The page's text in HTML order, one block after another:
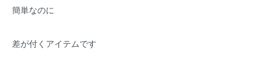
簡単なのに
差が付くアイテムです